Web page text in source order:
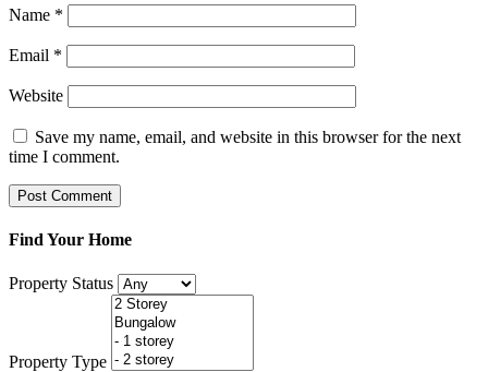
Name *
Email *
Website
Save my name, email, and website in this browser for the next
time I comment.
Find Your Home
Property Status
Property Type